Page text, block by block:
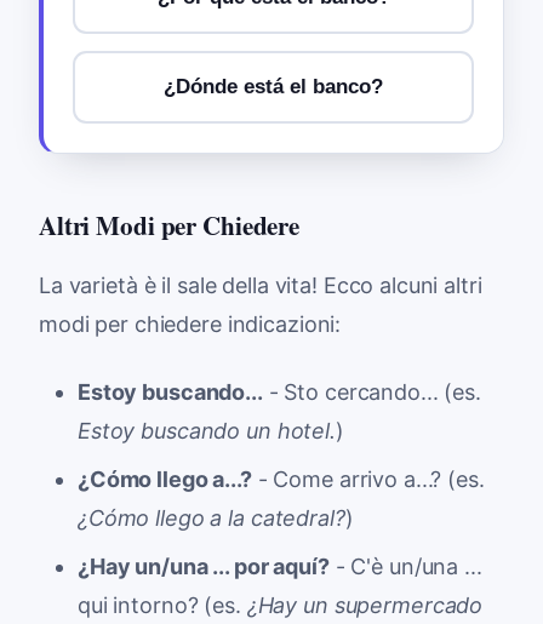
¿Dónde está el banco?
Altri Modi per Chiedere
La varietà è il sale della vita! Ecco alcuni altri
modi per chiedere indicazioni:
Estoy buscando... - Sto cercando... (es.
Estoy buscando un hotel.)
¿Cómo llego a...?- Come arrivo a...? (es.
¿Cómo llego a la catedral?)
¿Hay un/una ... por aquí?- C'è un/una ...
qui intorno? (es. ¿Hay un supermercado